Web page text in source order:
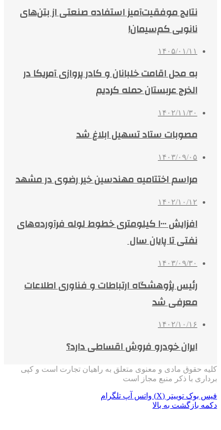
نتایج موفقیت‌آمیز استفاده صنعتی از بتن‌های
نانویی کم‌سیمان!
۱۴۰۵/۰۱/۱۱
به محل اقامت خلبانان و کادر پروازی آمریکا در
الخرج عربستان حمله کردیم
۱۴۰۲/۱۱/۳۰
مصوبات ستاد تسهیل ابلاغ شد
۱۴۰۳/۰۹/۰۵
مراسم اختتامیه مهندسین خیر رضوی در مشهد
۱۴۰۲/۱۰/۱۲
افزایش ۱۰۰۰ کیلومتری خطوط لوله فرآورده‌های
نفتی تا پایان سال
۱۴۰۳/۰۹/۳۰
رئیس پژوهشگاه ارتباطات و فناوری اطلاعات
معرفی شد
۱۴۰۲/۱۰/۱۶
ایران خودرو فروش اقساطی دارد؟
کلیه حقوق مادی و معنوی متعلق به راهیان تجارت است و کپی
برداری با ذکر منبع مجاز است
فیس بوک توییتر (X) واتس آپ تلگرام
دکمه بازگشت به بالا